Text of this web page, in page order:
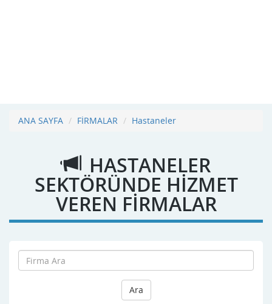
ANA SAYFA FİRMALAR Hastaneler
HASTANELER
SEKTÖRÜNDE HİZMET
VEREN FİRMALAR
Ara